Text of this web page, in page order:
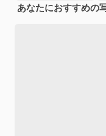
あなたにおすすめの